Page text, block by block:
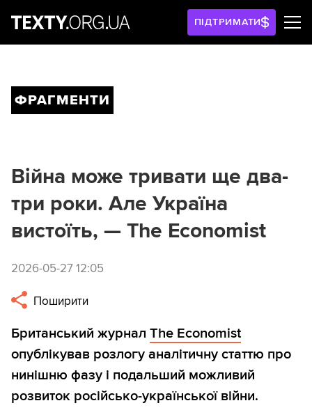
ПІДТРИМАТИ
ФРАГМЕНТИ
Війна може тривати ще два-
три роки. Але Україна
вистоїть, — The Economist
2026-05-27 12:05
Поширити
Британський журнал The Economist
опублікував розлогу аналітичну статтю про
нинішню фазу і подальший можливий
розвиток російсько-української війни.